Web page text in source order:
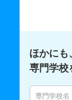
ほかにも
専門学校